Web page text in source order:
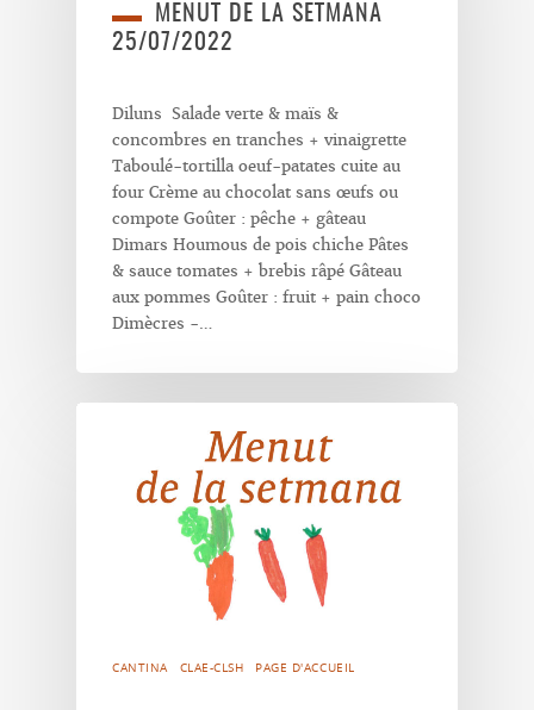
MENUT DE LA SETMANA
25/07/2022
Diluns Salade verte & maïs &
concombres en tranches + vinaigrette
Taboulé-tortilla oeuf-patates cuite au
four Crème au chocolat sans œufs ou
compote Goûter : pêche + gâteau
Dimars Houmous de pois chiche Pâtes
& sauce tomates + brebis râpé Gâteau
aux pommes Goûter : fruit + pain choco
Dimècres -…
CANTINA CLAE-CLSH PAGE D'ACCUEIL